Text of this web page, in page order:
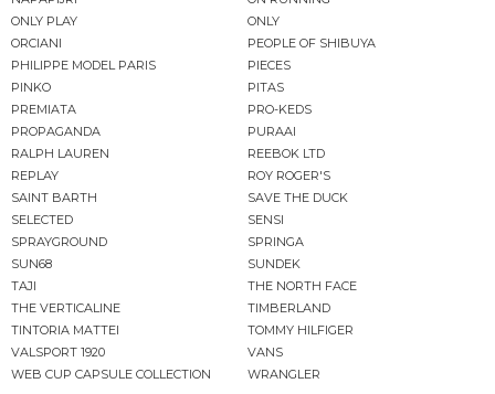
ONLY PLAY
ONLY
ORCIANI
PEOPLE OF SHIBUYA
PHILIPPE MODEL PARIS
PIECES
PINKO
PITAS
PREMIATA
PRO-KEDS
PROPAGANDA
PURAAI
RALPH LAUREN
REEBOK LTD
REPLAY
ROY ROGER'S
SAINT BARTH
SAVE THE DUCK
SELECTED
SENSI
SPRAYGROUND
SPRINGA
SUN68
SUNDEK
TAJI
THE NORTH FACE
THE VERTICALINE
TIMBERLAND
TINTORIA MATTEI
TOMMY HILFIGER
VALSPORT 1920
VANS
WEB CUP CAPSULE COLLECTION
WRANGLER